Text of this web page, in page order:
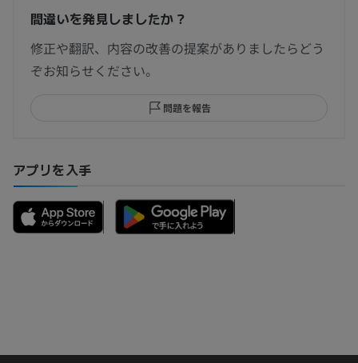
間違いを発見しましたか？
修正や翻訳、内容の改善の提案がありましたらどう
ぞお知らせください。
問題を報告
アプリを入手